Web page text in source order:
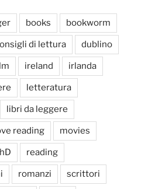
books bookworm
di lettura dublino
ireland irlanda
letteratura
libri da leggere
reading movies
reading
romanzi scrittori